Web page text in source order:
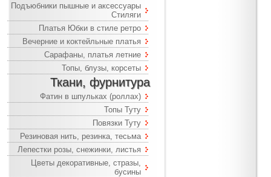
Подъюбники пышные и аксессуары
Стиляги
Платья Юбки в стиле ретро
Вечерние и коктейльные платья
Сарафаны, платья летние
Топы, блузы, корсеты
Ткани, фурнитура
Фатин в шпульках (роллах)
Топы Туту
Повязки Туту
Резиновая нить, резинка, тесьма
Лепестки розы, снежинки, листья
Цветы декоративные, стразы,
бусины